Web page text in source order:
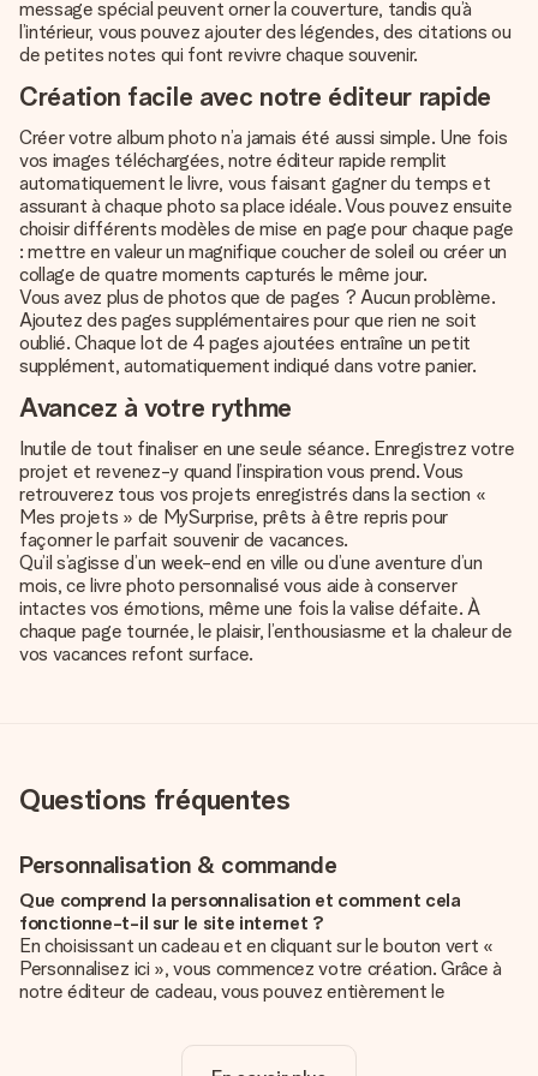
message spécial peuvent orner la couverture, tandis qu’à
l’intérieur, vous pouvez ajouter des légendes, des citations ou
de petites notes qui font revivre chaque souvenir.
Création facile avec notre éditeur rapide
Créer votre album photo n’a jamais été aussi simple. Une fois
vos images téléchargées, notre éditeur rapide remplit
automatiquement le livre, vous faisant gagner du temps et
assurant à chaque photo sa place idéale. Vous pouvez ensuite
choisir différents modèles de mise en page pour chaque page
: mettre en valeur un magnifique coucher de soleil ou créer un
collage de quatre moments capturés le même jour.
Vous avez plus de photos que de pages ? Aucun problème.
Ajoutez des pages supplémentaires pour que rien ne soit
oublié. Chaque lot de 4 pages ajoutées entraîne un petit
supplément, automatiquement indiqué dans votre panier.
Avancez à votre rythme
Inutile de tout finaliser en une seule séance. Enregistrez votre
projet et revenez-y quand l’inspiration vous prend. Vous
retrouverez tous vos projets enregistrés dans la section «
Mes projets » de MySurprise, prêts à être repris pour
façonner le parfait souvenir de vacances.
Qu’il s’agisse d’un week-end en ville ou d’une aventure d’un
mois, ce livre photo personnalisé vous aide à conserver
intactes vos émotions, même une fois la valise défaite. À
chaque page tournée, le plaisir, l’enthousiasme et la chaleur de
vos vacances refont surface.
Questions fréquentes
Personnalisation & commande
Que comprend la personnalisation et comment cela
fonctionne-t-il sur le site internet ?
En choisissant un cadeau et en cliquant sur le bouton vert «
Personnalisez ici », vous commencez votre création. Grâce à
notre éditeur de cadeau, vous pouvez entièrement le
unique pour ajouter une touche finale à votre cadeau.